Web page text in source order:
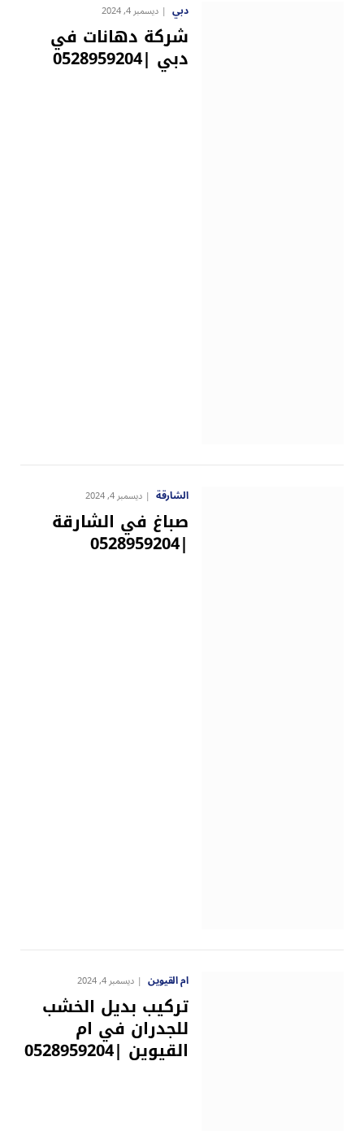
دبي ديسمبر 4, 2024
شركة دهانات في
دبي |0528959204
الشارقة ديسمبر 4, 2024
صباغ في الشارقة
|0528959204
ام القيوين ديسمبر 4, 2024
تركيب بديل الخشب
للجدران في ام
القيوين |0528959204